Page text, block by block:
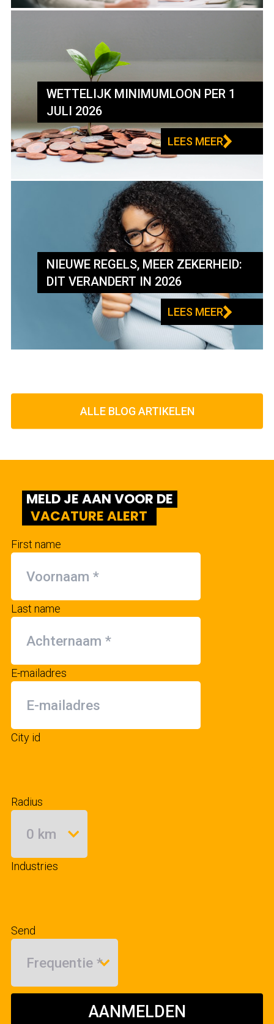
WETTELIJK MINIMUMLOON PER 1
JULI 2026
LEES MEER
NIEUWE REGELS, MEER ZEKERHEID:
DIT VERANDERT IN 2026
LEES MEER
ALLE BLOG ARTIKELEN
MELD JE AAN VOOR DE
VACATURE ALERT
First name
Last name
E-mailadres
City id
Radius
Industries
Send
AANMELDEN